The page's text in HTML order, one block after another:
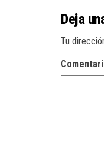
Deja
Tu